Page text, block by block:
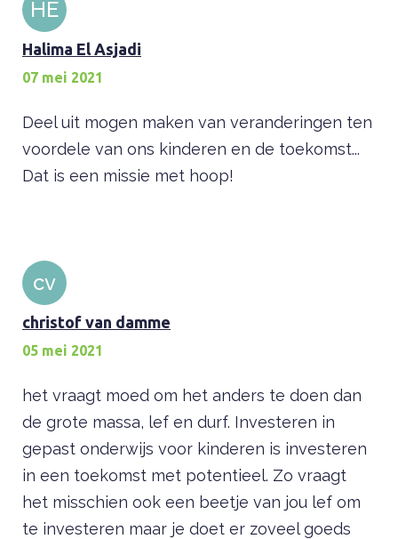
HE
Halima El Asjadi
07 mei 2021
Deel uit mogen maken van veranderingen ten
voordele van ons kinderen en de toekomst...
Dat is een missie met hoop!
cv
christof van damme
05 mei 2021
het vraagt moed om het anders te doen dan
de grote massa, lef en durf. Investeren in
gepast onderwijs voor kinderen is investeren
in een toekomst met potentieel. Zo vraagt
het misschien ook een beetje van jou lef om
te investeren maar je doet er zoveel goeds